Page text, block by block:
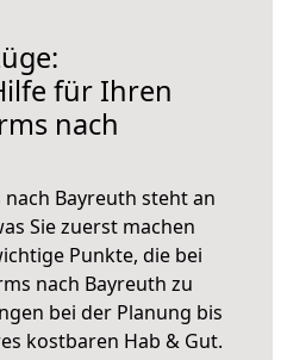
für Ihren
nach
Bayreuth steht an
Sie zuerst machen
Punkte, die bei
nach Bayreuth zu
bei der Planung bis
kostbaren Hab & Gut.